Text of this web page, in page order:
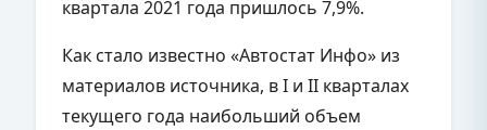
квартала 2021 года пришлось 7,9%.
Как стало известно «Автостат Инфо» из
материалов источника, в I и II кварталах
текущего года наибольший объем